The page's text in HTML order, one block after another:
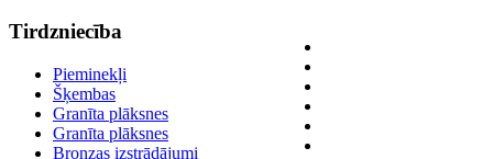
Tirdzniecība
Pieminekļi
Šķembas
Granīta plāksnes
Granīta plāksnes
Bronzas izstrādājumi